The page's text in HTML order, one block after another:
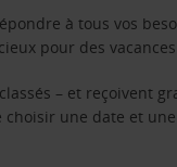
à tous vos
pour des
– et reçoivent
une date et